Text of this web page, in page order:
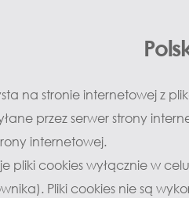
na stronie internetowej z
przez serwer strony
internetowej.
pliki cookies wyłącznie w
Pliki cookies nie są